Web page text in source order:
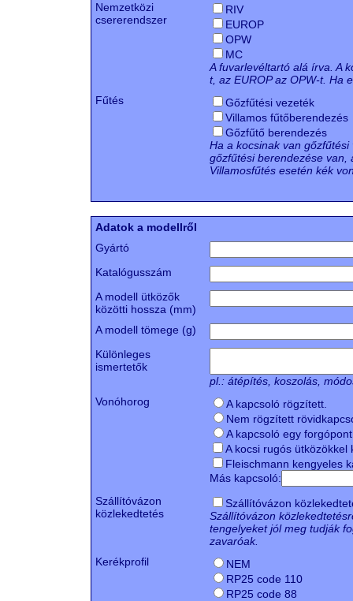
Nemzetközi
csererendszer
RIV
EUROP
OPW
MC
A fuvarlevéltartó alá írva. A
t, az EUROP az OPW-t. Ha
Fűtés
Gőzfűtési vezeték
Villamos fűtőberendezés
Gőzfűtő berendezés
Ha a kocsinak van
gőzfűtési berendezése van,
Villamosfűtés esetén kék
Adatok a modellről
Gyártó
Katalógusszám
A modell ütközők
közötti hossza (mm)
A modell tömege (g)
Különleges
ismertetők
pl.: átépítés, koszolás,
Vonóhorog
A kapcsoló rögzített.
Nem rögzített
A kapcsoló egy
A kocsi rugós ütközökkel
Fleischmann kengyeles
Más kapcsoló:
Szállítóvázon
közlekedtetés
Szállítóvázon
Szállítóvázon
tengelyeket jól meg tudják
zavaróak.
Kerékprofil
NEM
RP25 code 110
RP25 code 88